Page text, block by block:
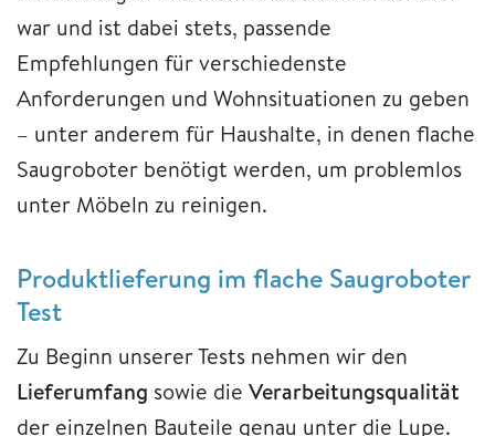
war und ist dabei stets, passende
Empfehlungen für verschiedenste
Anforderungen und Wohnsituationen zu geben
– unter anderem für Haushalte, in denen flache
Saugroboter benötigt werden, um problemlos
unter Möbeln zu reinigen.
Produktlieferung im flache Saugroboter
Test
Zu Beginn unserer Tests nehmen wir den
Lieferumfang sowie die Verarbeitungsqualität
der einzelnen Bauteile genau unter die Lupe.